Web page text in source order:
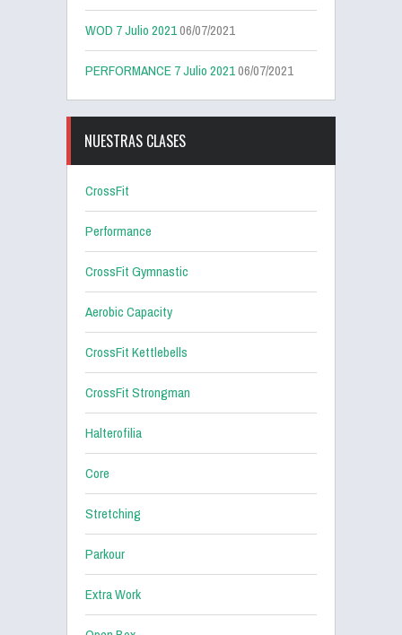
WOD 7 Julio 202106/07/2021
PERFORMANCE 7 Julio 202106/07/2021
NUESTRAS CLASES
CrossFit
Performance
CrossFit Gymnastic
Aerobic Capacity
CrossFit Kettlebells
CrossFit Strongman
Halterofilia
Core
Stretching
Parkour
Extra Work